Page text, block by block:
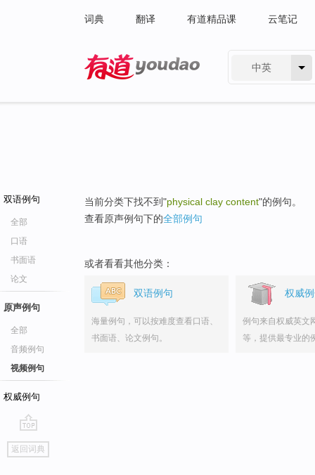
词典 翻译 有道精品课 云笔记
中英
双语例句
全部
口语
书面语
论文
原声例句
全部
音频例句
视频例句
权威例句
go
top
返回词典
当前分类下找不到"physical clay content"的例句。
查看原声例句下的全部例句
或者看看其他分类：
双语例句
海量例句，可以按难度查看口语、
书面语、论文例句。
权威
例句来自权威英文
等，提供最专业的